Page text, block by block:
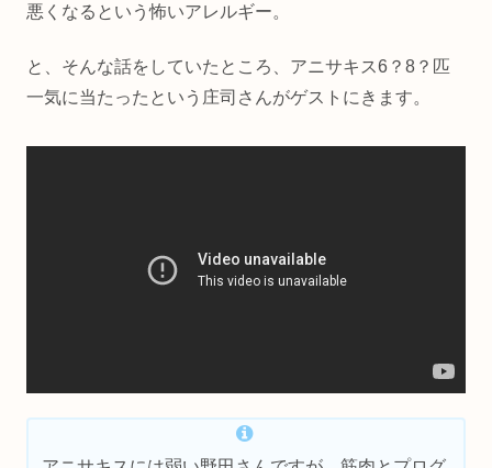
悪くなるという怖いアレルギー。
と、そんな話をしていたところ、アニサキス6？8？匹
一気に当たったという庄司さんがゲストにきます。